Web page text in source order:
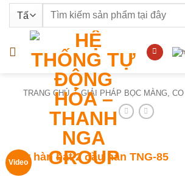
nội
Tìm
TRANG CHỦ / GIẢI PHÁP BỌC MÀNG,
Video
Máy hàn bạt 2 đầu hàn TNG-85